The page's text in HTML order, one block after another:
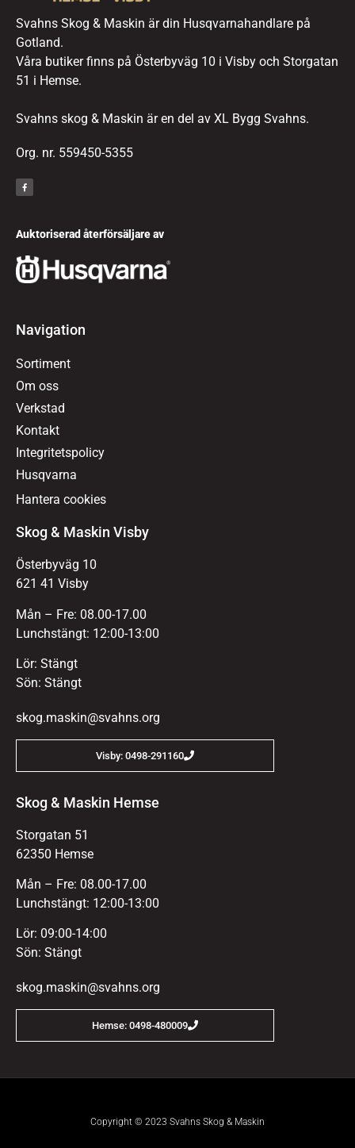
Svahns Skog & Maskin är din Husqvarnahandlare på
Gotland.
Våra butiker finns på Österbyväg 10 i Visby och Storgatan
51 i Hemse.
Svahns skog & Maskin är en del av XL Bygg Svahns.
Org. nr. 559450-5355
Auktoriserad återförsäljare av
Navigation
Sortiment
Om oss
Verkstad
Kontakt
Integritetspolicy
Husqvarna
Hantera cookies
Skog & Maskin Visby
Österbyväg 10
621 41 Visby
Mån – Fre: 08.00-17.00
Lunchstängt: 12:00-13:00
Lör: Stängt
Sön: Stängt
skog.maskin@svahns.org
Visby: 0498-291160
Skog & Maskin Hemse
Storgatan 51
62350 Hemse
Mån – Fre: 08.00-17.00
Lunchstängt: 12:00-13:00
Lör: 09:00-14:00
Sön: Stängt
skog.maskin@svahns.org
Hemse: 0498-480009
Copyright © 2023 Svahns Skog & Maskin